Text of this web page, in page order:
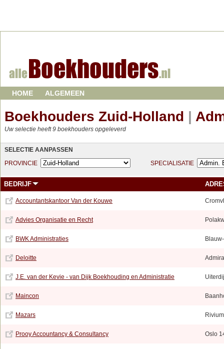
HOME ALGEMEEN
Boekhouders Zuid-Holland |
Uw selectie heeft 9 boekhouders opgeleverd
SELECTIE AANPASSEN
PROVINCIE
SPECIALISATIE
BEDRIJF
Accountantskantoor Van der Kouwe
Advies Organisatie en Recht
BWK Administraties
Deloitte
J.E. van der Kevie - van Dijk Boekhouding en Administratie
Maincon
Mazars
Prooy Accountancy & Consultancy Oslo